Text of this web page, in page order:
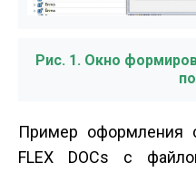
Рис. 1. Окно
Пример оформления
FLEX DOCs c